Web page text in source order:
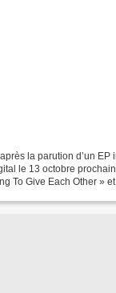
la parution d’un EP
le 13 octobre
To Give Each Other »